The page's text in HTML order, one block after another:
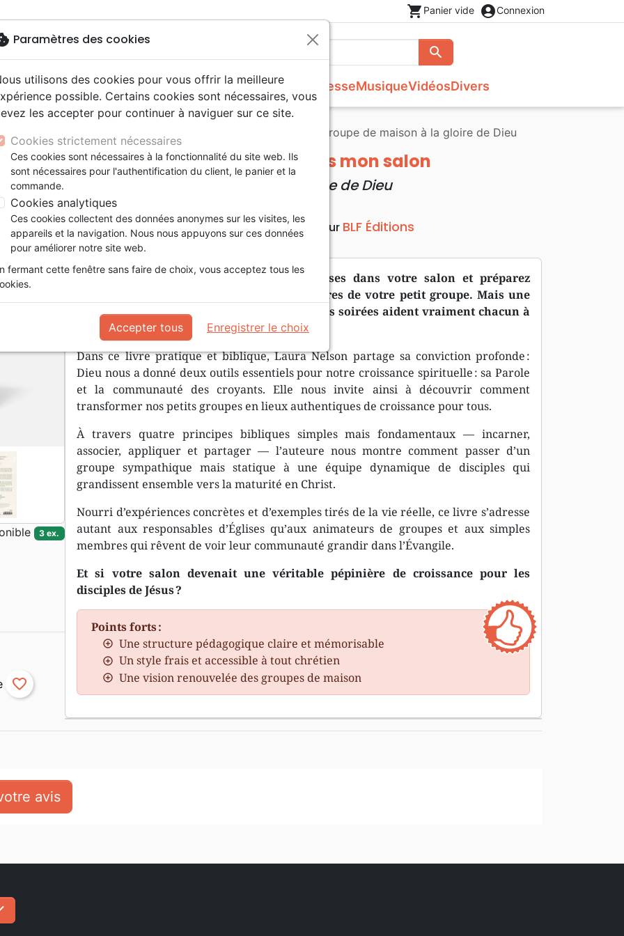
shopping_cart Panier vide account_circleConnexion
search
Rechercher
NouveautésBibles
Testaments
Etude biblique
Segond 21
Segond
NEG
NBS
Semeur
Livres
Bandes dessinées
Famille, couple
Souffrance, Relation d'aide
Santé
Livres cadeaux
Recueils de chants
eBooks
Couple
Découverte de la foi
Méditations
Souffrance, Relation d'aide
Psychologie
Commentaires
Formation
Divers
Jeunesse
ans
Adolescents, jeunes
Bibles jeunesse
Musique
Latino, Folk
Soul
Rap, Hip-hop
Instrumental
Louange, Adoration
Hardrock, Métal
Reggae
Vidéos
animés
conférences
Films, fiction
Documentaires, reportages
Divers
Jeux
Accessoires de Bible
Papeterie
Traités, Brochures (<16 p.)
Une pépinière de disciples dans mon salon - Vivre son groupe de maison à la gloire de Dieu
Une pépinière de disciples dans mon salon
Vivre son groupe de maison à la gloire de Dieu
Auteur :Laura Nelson
RéférenceBLF7057 EAN9782386570575 Editeur BLF Éditions
Description
Mardi soir, 19h30. Vous disposez les chaises dans votre salon et préparez
quelques tisanes avant l’arrivée des membres de votre petit groupe. Mais une
question vous traverse l’esprit : est-ce que ces soirées aident vraiment chacun à
grandir spirituellement ?
Dans ce livre pratique et biblique, Laura Nelson partage sa conviction profonde :
Dieu nous a donné deux outils essentiels pour notre croissance spirituelle : sa Parole
et la communauté des croyants. Elle nous invite ainsi à découvrir comment
transformer nos petits groupes en lieux authentiques de croissance pour tous.
À travers quatre principes bibliques simples mais fondamentaux — incarner,
associer, appliquer et partager — l’auteure nous montre comment passer d’un
groupe sympathique mais statique à une équipe dynamique de disciples qui
grandissent ensemble vers la maturité en Christ.
Nourri d’expériences concrètes et d’exemples tirés de la vie réelle, ce livre s’adresse
autant aux responsables d’Églises qu’aux animateurs de groupes et aux simples
membres qui rêvent de voir leur communauté grandir dans l’Évangile.
Et si votre salon devenait une véritable pépinière de croissance pour les
disciples de Jésus ?
Points forts :
Une structure pédagogique claire et mémorisable
Un style frais et accessible à tout chrétien
Une vision renouvelée des groupes de maison
3 ex.
favorite_border
avis
Paramètres des cookies
utilisons des cookies pour vous offrir la meilleure
possible. Certains cookies sont nécessaires, vous
les accepter pour continuer à naviguer sur ce site.
Cookies strictement nécessaires
Ces cookies sont nécessaires à la fonctionnalité du site web. Ils
sont nécessaires pour l'authentification du client, le panier et la
commande.
Cookies analytiques
Ces cookies collectent des données anonymes sur les visites, les
appareils et la navigation. Nous nous appuyons sur ces données
pour améliorer notre site web.
fermant cette fenêtre sans faire de choix, vous acceptez tous les
Accepter tous Enregistrer le choix